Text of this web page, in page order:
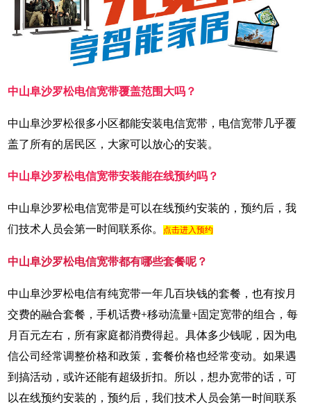
中山阜沙罗松电信宽带覆盖范围大吗？
中山阜沙罗松很多小区都能安装电信宽带，电信宽带几乎覆
盖了所有的居民区，大家可以放心的安装。
中山阜沙罗松电信宽带安装能在线预约吗？
中山阜沙罗松电信宽带是可以在线预约安装的，预约后，我
们技术人员会第一时间联系你。点击进入预约
中山阜沙罗松电信宽带都有哪些套餐呢？
中山阜沙罗松电信有纯宽带一年几百块钱的套餐，也有按月
交费的融合套餐，手机话费+移动流量+固定宽带的组合，每
月百元左右，所有家庭都消费得起。具体多少钱呢，因为电
信公司经常调整价格和政策，套餐价格也经常变动。如果遇
到搞活动，或许还能有超级折扣。所以，想办宽带的话，可
以在线预约安装的，预约后，我们技术人员会第一时间联系